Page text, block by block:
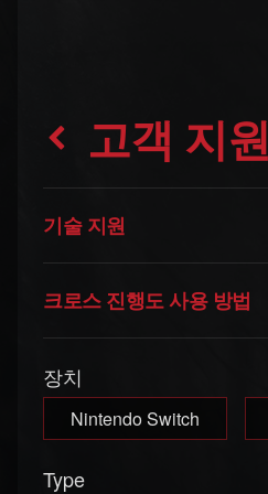
고객 지원
기술 지원
크로스 진행도 사용 방법
장치
Nintendo Switch
Type